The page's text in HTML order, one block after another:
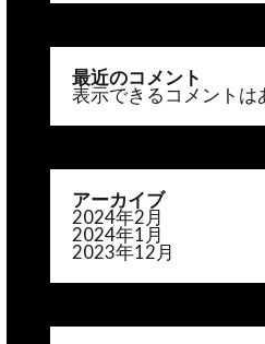
最近のコメント
表示できるコメントは
アーカイブ
2024年2月
2024年1月
2023年12月